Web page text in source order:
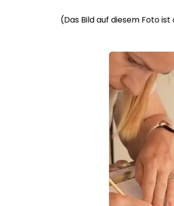
(Das Bild auf diesem Foto